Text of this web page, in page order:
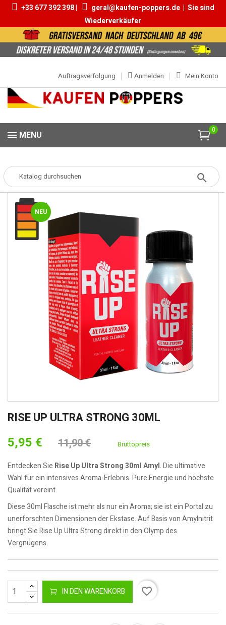
+33 677 392 398 | geral@kaufen-poppers.de | Sie sind
Wiederverkäufer
Mein Konto
Anmelden
Auftragsverfolgung
0
MENU
Popper Popper Grosse Rise Up Ultra Strong 30ml
NEU
RISE UP ULTRA STRONG 30ML
5,95 € 11,90 € Bruttopreis
Entdecken Sie Rise Up Ultra Strong 30ml Amyl. Die ultimative
Wahl für ein intensives Aroma-Erlebnis. Pure Energie und höchste
Qualität vereint.
Diese 30ml Flasche ist mehr als nur ein Aroma; sie ist ein Portal zu
unerforschten Dimensionen der Ekstase. Auf Basis von Amylnitrit
bringt Sie Rise Up Ultra Strong direkt in den Olymp des
Vergnügens.
IN DEN WARENKORB favorite_border